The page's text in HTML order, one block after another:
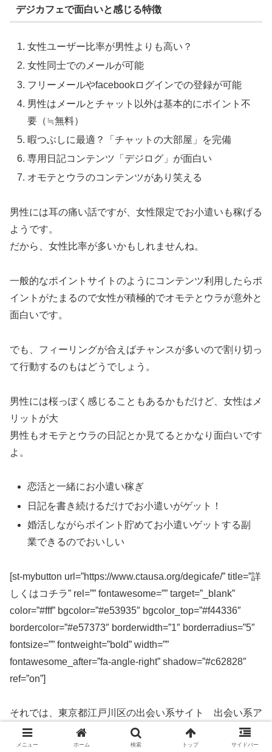
デジカフェで面白いと感じる特徴
女性ユーザー比率が男性よりも高い？
女性同士でのメールが可能
フリーメールやfacebookログインでの登録が可能
男性はメールとチャット以外は基本的にポイント不
要（≒無料）
暇つぶしに最適？「チャットの大部屋」を完備
専用日記コンテンツ「デジログ」が面白い
オモテとウラのコンテンツがあり笑える
男性には耳の痛い話ですが、女性限定でお小遣いも稼げる
ようです。
だから、女性比率が多いかもしれませんね。
一般的なポイントサイトのようにコンテンツ利用したらポ
イントがたまるので女性が積極的でオモテとウラが意外と
面白いです。
でも、フィーリングが合えばチャンスが多いので割り切っ
て行動するのもはどうでしょう。
男性には桜っぽく感じることもあるかもだけど、女性はメ
リットが大
男性もオモテとウラの日記とか見てるとかなり面白いです
よ。
恋活と一緒にお小遣い稼ぎ
日記を書き続けるだけでお小遣いがゲット！
婚活しながらポイント貯めてお小遣いゲットする副
業できるのでおいしい
[st-mybutton url=”https://www.ctausa.org/degicafe/” title=”詳
しくはコチラ” rel=”” fontawesome=”” target=”_blank”
color=”#fff” bgcolor=”#e53935″ bgcolor_top=”#f44336″
bordercolor=”#e57373″ borderwidth=”1″ borderradius=”5″
fontsize=”” fontweight=”bold” width=””
fontawesome_after=”fa-angle-right” shadow=”#c62828″
ref=”on”]
それでは、東京都江戸川区の出会い系サイト 出会い系ア
プリを実際に使ってみた感想などを解説します。
メニュー ホーム 検索 トップ サイドバー